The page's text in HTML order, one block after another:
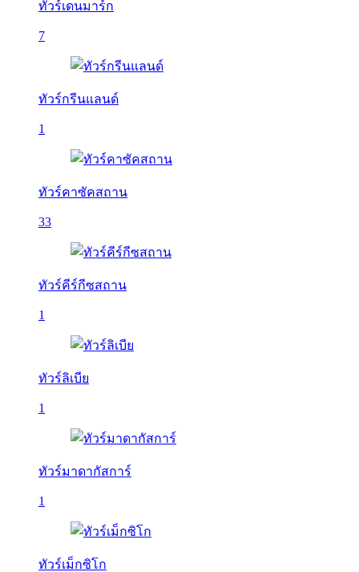
ทัวร์เดนมาร์ก
7
ทัวร์กรีนแลนด์
1
ทัวร์คาซัคสถาน
33
ทัวร์คีร์กีซสถาน
1
ทัวร์ลิเบีย
1
ทัวร์มาดากัสการ์
1
ทัวร์เม็กซิโก